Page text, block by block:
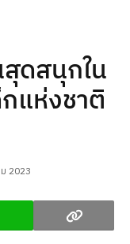
ดสนุกใน
แห่งชาติ
2023